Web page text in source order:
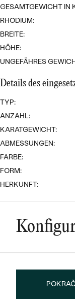
NACH
NACH DER
DIAMANTEN
GESAMTGEWICHT IN
RHODIUM:
BREITE:
HÖHE:
UNGEFÄHRES
Details des
TYP:
ANZAHL:
KARATGEWICHT:
ABMESSUNGEN:
FARBE:
FORM:
HERKUNFT: